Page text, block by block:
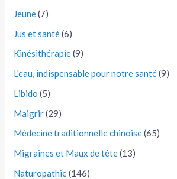
Jeune(7)
Jus et santé(6)
Kinésithérapie(9)
L'eau, indispensable pour notre santé(9)
Libido (5)
Maigrir(29)
Médecine traditionnelle chinoise(65)
Migraines et Maux de tête(13)
Naturopathie(146)